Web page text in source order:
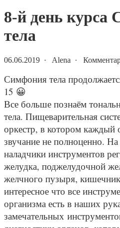
8-й день курса
тела
06.06.2019 · Alena ·
Симфония тела
15 😀
Все больше познаём
тела. Пищеварительная
оркестр, в котором каждый
звучание не полноценно.
наладчики инструментов
желудка, поджелудочной
желчного пузыря,
интересное что все
организма есть в наших
замечательных